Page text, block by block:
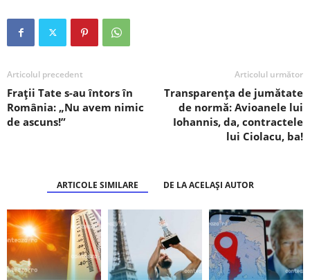
Articolul precedent
Frații Tate s-au întors în
România: „Nu avem nimic
de ascuns!”
Articolul următor
Transparența de jumătate
de normă: Avioanele lui
Iohannis, da, contractele
lui Ciolacu, ba!
ARTICOLE SIMILARE DE LA ACELAȘI AUTOR